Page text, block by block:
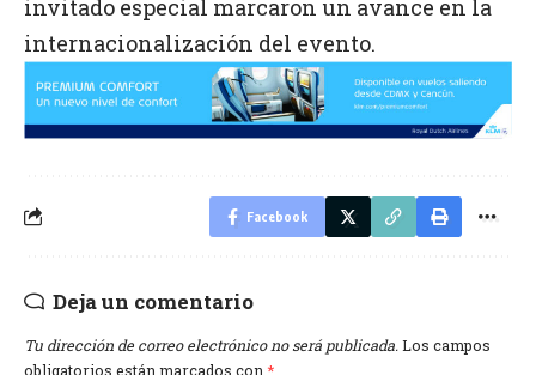
invitado especial marcaron un avance en la
internacionalización del evento.
Facebook
Deja un comentario
Tu dirección de correo electrónico no será publicada. Los campos
obligatorios están marcados con *